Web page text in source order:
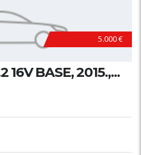
5.000 €
16V BASE, 2015.,...